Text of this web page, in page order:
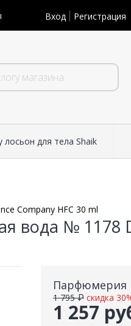
Вход Регистрация
лосьон для тела Shaik
Company HFC 30 ml
вода № 1178
Парфюмерия
1 257
1 795 ₽ скидка